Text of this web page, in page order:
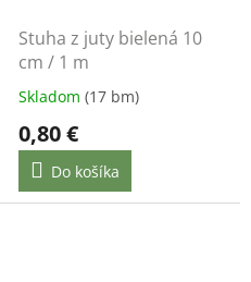
Stuha z juty bielená 10
cm / 1 m
Skladom (17 bm)
0,80 €
Do košíka